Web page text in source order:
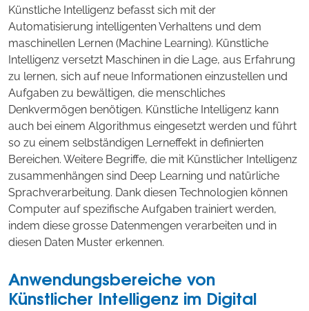
Künstliche Intelligenz befasst sich mit der
Automatisierung intelligenten Verhaltens und dem
maschinellen Lernen (Machine Learning). Künstliche
Intelligenz versetzt Maschinen in die Lage, aus Erfahrung
zu lernen, sich auf neue Informationen einzustellen und
Aufgaben zu bewältigen, die menschliches
Denkvermögen benötigen. Künstliche Intelligenz kann
auch bei einem Algorithmus eingesetzt werden und führt
so zu einem selbständigen Lerneffekt in definierten
Bereichen. Weitere Begriffe, die mit Künstlicher Intelligenz
zusammenhängen sind Deep Learning und natürliche
Sprachverarbeitung. Dank diesen Technologien können
Computer auf spezifische Aufgaben trainiert werden,
indem diese grosse Datenmengen verarbeiten und in
diesen Daten Muster erkennen.
Anwendungsbereiche von
Künstlicher Intelligenz im Digital